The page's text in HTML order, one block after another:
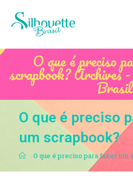
O que é preciso
scrapbook? Archives
Brasil
O que é preciso
um scrapbook?
. O que é preciso para fazer um